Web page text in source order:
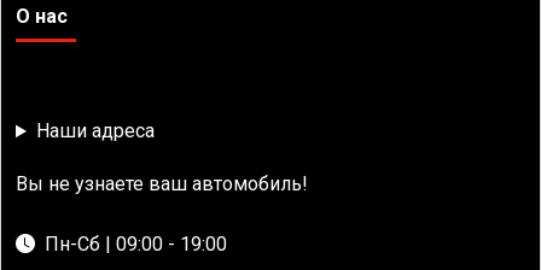
О нас
Наши адреса
Вы не узнаете ваш автомобиль!
Пн-Сб | 09:00 - 19:00